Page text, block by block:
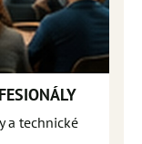
a technické